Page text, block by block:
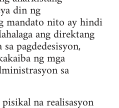
din ng
mandato nito ay hindi
ang direktang
pagdedesisyon,
ng mga
sa
na realisasyon